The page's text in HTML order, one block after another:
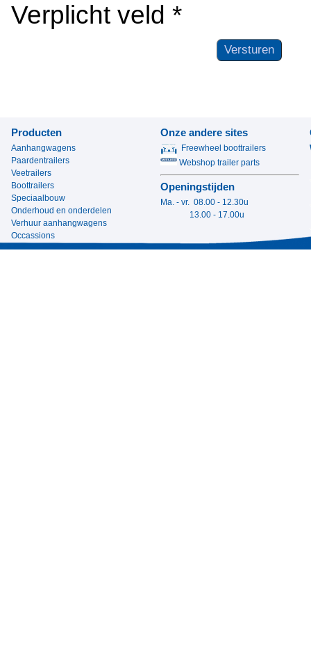
Verplicht veld *
Producten
Aanhangwagens
Paardentrailers
Veetrailers
Boottrailers
Speciaalbouw
Onderhoud en onderdelen
Verhuur aanhangwagens
Occassions
Onze andere sites
Freewheel boottrailers
Webshop trailer parts
Openingstijden
Ma. - vr. 08.00 - 12.30u
13.00 - 17.00u